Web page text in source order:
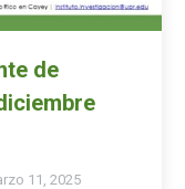
de
11, 2025